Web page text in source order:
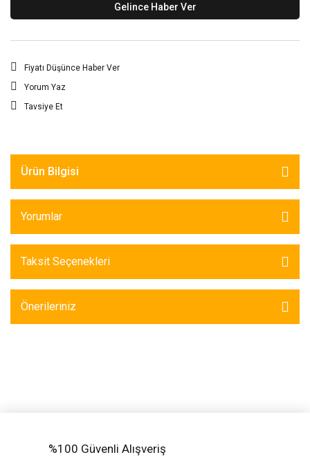
Gelince Haber Ver
Fiyatı Düşünce Haber Ver
Yorum Yaz
Tavsiye Et
Ürün Bilgisi
Yorumlar
Taksit Seçenekleri
Önerileriniz
%100 Güvenli Alışveriş